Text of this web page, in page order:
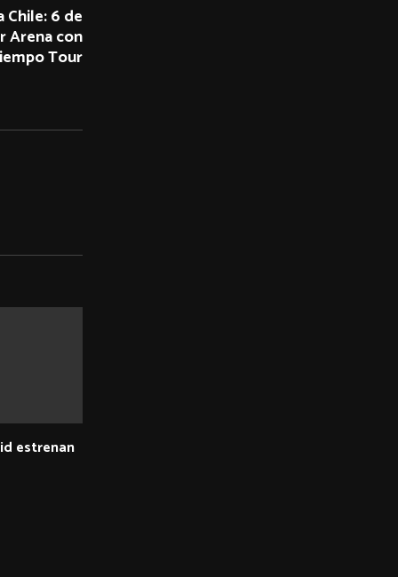
Chile: 6 de
Arena con
Tour
estrenan